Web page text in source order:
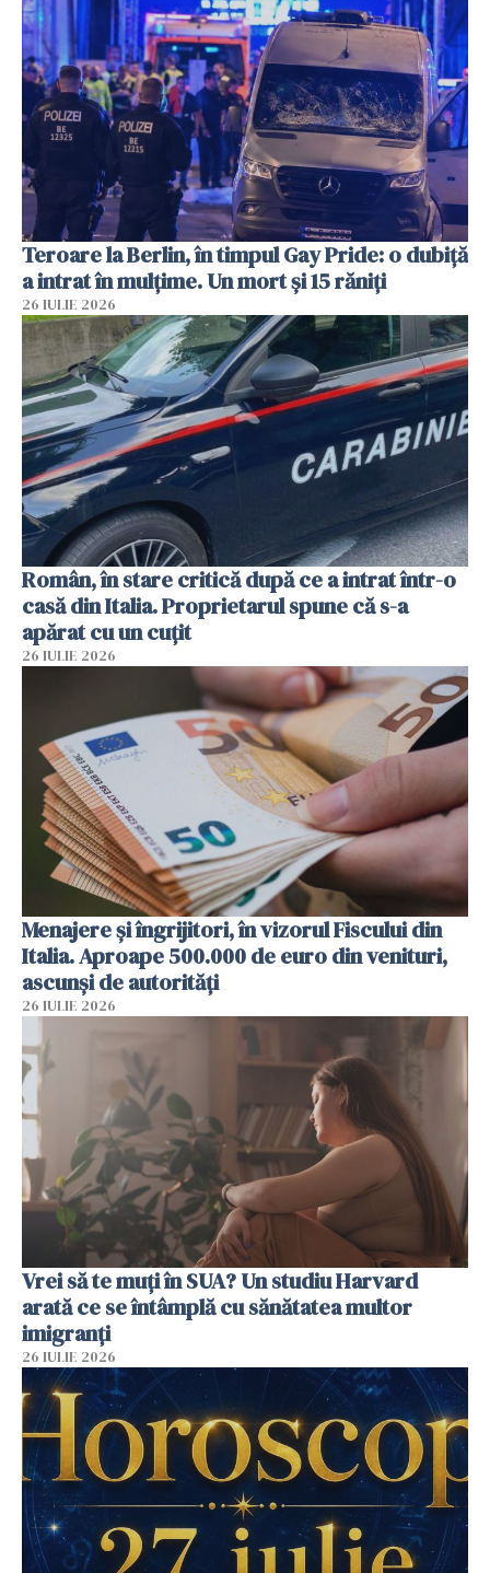
Teroare la Berlin, în timpul Gay Pride: o dubiță
a intrat în mulțime. Un mort și 15 răniți
26 IULIE 2026
Român, în stare critică după ce a intrat într-o
casă din Italia. Proprietarul spune că s-a
apărat cu un cuțit
26 IULIE 2026
Menajere și îngrijitori, în vizorul Fiscului din
Italia. Aproape 500.000 de euro din venituri,
ascunși de autorități
26 IULIE 2026
Vrei să te muți în SUA? Un studiu Harvard
arată ce se întâmplă cu sănătatea multor
imigranți
26 IULIE 2026